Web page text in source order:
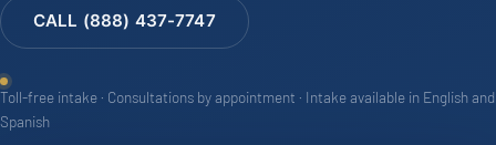
CALL (888) 437-7747
Toll-free intake · Consultations by appointment · Intake available in English and
Spanish